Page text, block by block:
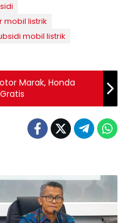
mobil listrik
mobil listrik
Marak, Honda